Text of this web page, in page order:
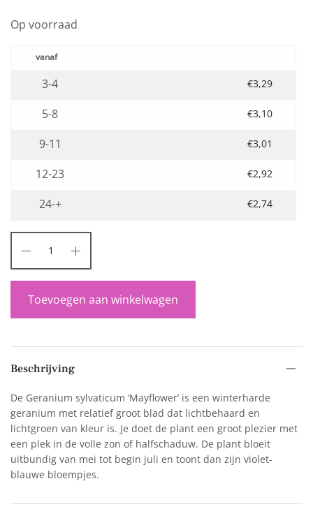
Op voorraad
3-4 €3,29
5-8 €3,10
9-11 €3,01
12-23 €2,92
24-+ €2,74
Toevoegen aan winkelwagen
Beschrijving
De Geranium sylvaticum ‘Mayflower’ is een winterharde
geranium met relatief groot blad dat lichtbehaard en
lichtgroen van kleur is. Je doet de plant een groot plezier met
een plek in de volle zon of halfschaduw. De plant bloeit
uitbundig van mei tot begin juli en toont dan zijn violet-
blauwe bloempjes.